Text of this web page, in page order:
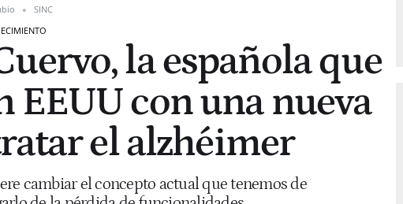
SINC
la española que
EEUU con una nueva
el alzhéimer
cambiar el concepto actual que tenemos de